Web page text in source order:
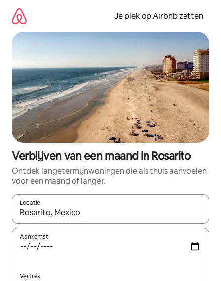
direct
naar
inhoud
Je plek op Airbnb zetten
Verblijven van een maand in Rosarito
Ontdek langetermijnwoningen die als thuis aanvoelen
voor een maand of langer.
Locatie
Wanneer er resultaten beschikbaar zijn, maak je een keuze
Aankomst
Vertrek